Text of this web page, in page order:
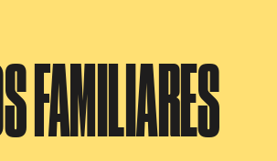
FAMILIARES